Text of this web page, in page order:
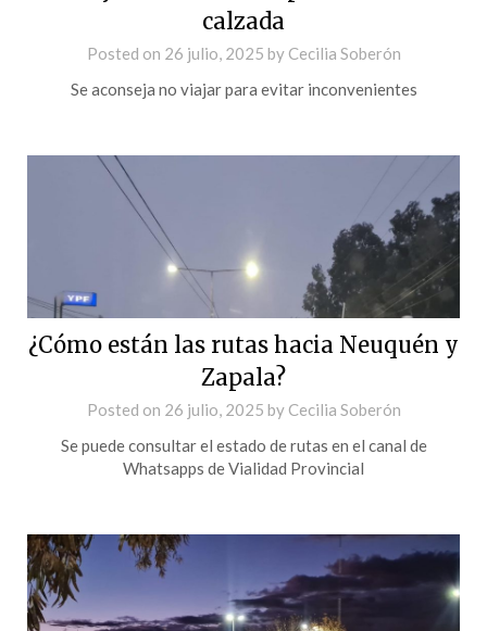
calzada
Posted on 26 julio, 2025 by Cecilia Soberón
Se aconseja no viajar para evitar inconvenientes
¿Cómo están las rutas hacia Neuquén y
Zapala?
Posted on 26 julio, 2025 by Cecilia Soberón
Se puede consultar el estado de rutas en el canal de
Whatsapps de Vialidad Provincial